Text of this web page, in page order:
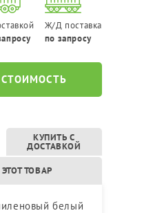
Ж/Д поставка
по запросу
СТОИМОСТЬ
КУПИТЬ С
ДОСТАВКОЙ
ТОВАР
белый